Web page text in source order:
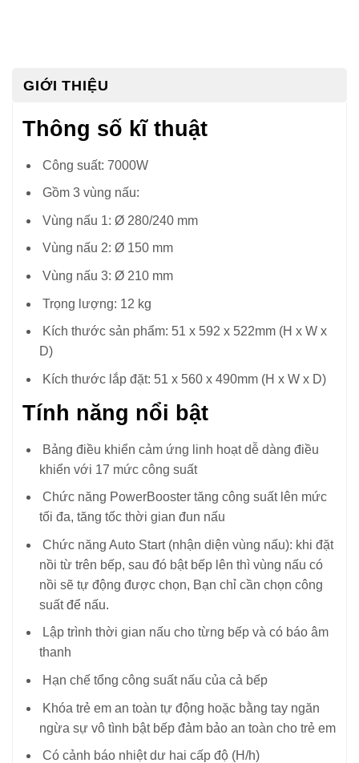
GIỚI THIỆU
Thông số kĩ thuật
Công suất: 7000W
Gồm 3 vùng nấu:
Vùng nấu 1: Ø 280/240 mm
Vùng nấu 2: Ø 150 mm
Vùng nấu 3: Ø 210 mm
Trọng lượng: 12 kg
Kích thước sản phẩm: 51 x 592 x 522mm (H x W x
D)
Kích thước lắp đặt: 51 x 560 x 490mm (H x W x D)
Tính năng nổi bật
Bảng điều khiển cảm ứng linh hoạt dễ dàng điều
khiển với 17 mức công suất
Chức năng PowerBooster tăng công suất lên mức
tối đa, tăng tốc thời gian đun nấu
Chức năng Auto Start (nhận diện vùng nấu): khi đặt
nồi từ trên bếp, sau đó bật bếp lên thì vùng nấu có
nồi sẽ tự động được chọn, Bạn chỉ cần chọn công
suất để nấu.
Lập trình thời gian nấu cho từng bếp và có báo âm
thanh
Hạn chế tổng công suất nấu của cả bếp
Khóa trẻ em an toàn tự động hoặc bằng tay ngăn
ngừa sự vô tình bật bếp đảm bảo an toàn cho trẻ em
Có cảnh báo nhiệt dư hai cấp độ (H/h)